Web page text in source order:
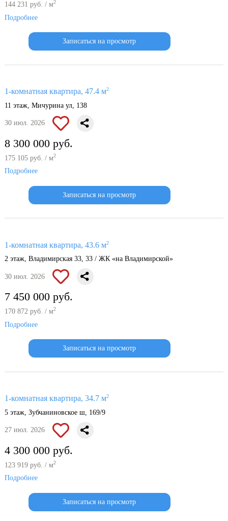
144 231 руб. / м2
Подробнее
Записаться на просмотр
1-комнатная квартира, 47.4 м2
11 этаж, Мичурина ул, 138
30 июл. 2026
8 300 000 руб.
175 105 руб. / м2
Подробнее
Записаться на просмотр
1-комнатная квартира, 43.6 м2
2 этаж, Владимирская 33, 33 / ЖК «на Владимирской»
30 июл. 2026
7 450 000 руб.
170 872 руб. / м2
Подробнее
Записаться на просмотр
1-комнатная квартира, 34.7 м2
5 этаж, Зубчаниновское ш, 169/9
27 июл. 2026
4 300 000 руб.
123 919 руб. / м2
Подробнее
Записаться на просмотр